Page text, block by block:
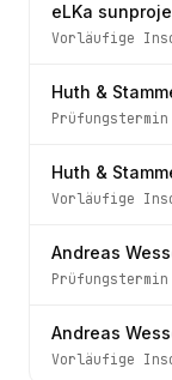
eLKa
Vorläufige
Prüfungstermin
Vorläufige
Prüfungstermin
Vorläufige